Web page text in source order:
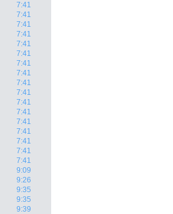
7:41
7:41
7:41
7:41
7:41
7:41
7:41
7:41
7:41
7:41
7:41
7:41
7:41
7:41
7:41
7:41
7:41
9:09
9:26
9:35
9:35
9:39